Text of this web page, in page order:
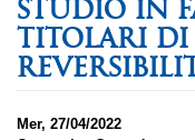
STUDIO IN
TITOLARI
Mer, 27/04/2022